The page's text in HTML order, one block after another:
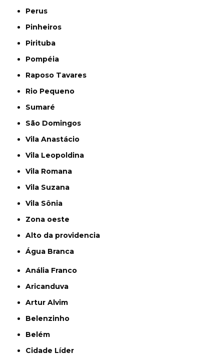
Perus
Pinheiros
Pirituba
Pompéia
Raposo Tavares
Rio Pequeno
Sumaré
São Domingos
Vila Anastácio
Vila Leopoldina
Vila Romana
Vila Suzana
Vila Sônia
Zona oeste
alto da providencia
Água Branca
Anália Franco
Aricanduva
Artur Alvim
Belenzinho
Belém
Cidade Líder